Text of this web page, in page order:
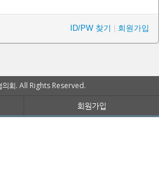
ID/PW 찾기 회원가입
의회. All Rights Reserved.
회원가입